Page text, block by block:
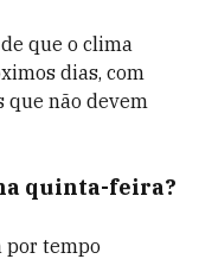
de que o clima
dias, com
que não devem
quinta-feira?
por tempo